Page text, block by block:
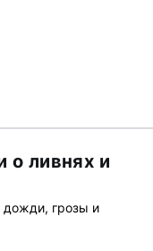
о ливнях и
грозы и